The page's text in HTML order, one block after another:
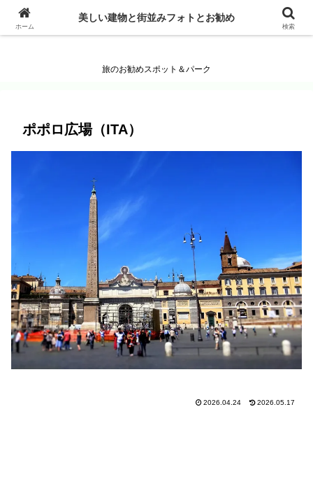
美しい建物と街並みフォトとお勧め
旅のお勧めスポット＆パーク
ポポロ広場（ITA）
2026.04.24 2026.05.17
ホーム
美しい建物と街並みフォトとお勧め
検索